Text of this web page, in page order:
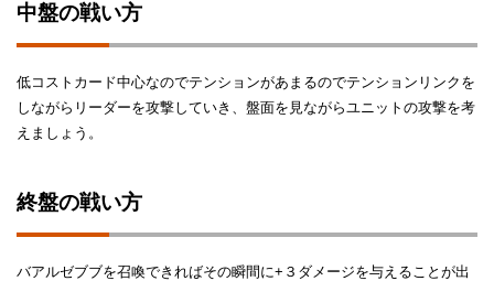
中盤の戦い方
低コストカード中心なのでテンションがあまるのでテンションリンクを
しながらリーダーを攻撃していき、盤面を見ながらユニットの攻撃を考
えましょう。
終盤の戦い方
バアルゼブブを召喚できればその瞬間に+３ダメージを与えることが出